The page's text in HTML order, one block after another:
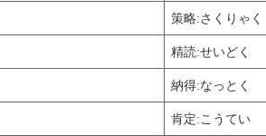
策略:さくりゃく
精読:せいどく
納得:なっとく
肯定:こうてい